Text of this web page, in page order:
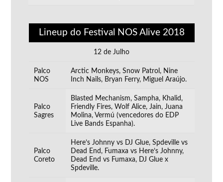
Lineup do Festival NOS Alive 2018
12 de Julho
Palco
NOS
Arctic Monkeys, Snow Patrol, Nine
Inch Nails, Bryan Ferry, Miguel Araújo.
Palco
Sagres
Blasted Mechanism, Sampha, Khalid,
Friendly Fires, Wolf Alice, Jain, Juana
Molina, Vermú (vencedores do EDP
Live Bands Espanha).
Palco
Coreto
Here’s Johnny vs DJ Glue, Spdeville vs
Dead End, Fumaxa vs Here’s Johnny,
Dead End vs Fumaxa, DJ Glue x
Spdeville.